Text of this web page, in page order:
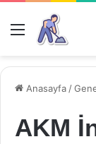
Menü
Anasayfa /
AKM